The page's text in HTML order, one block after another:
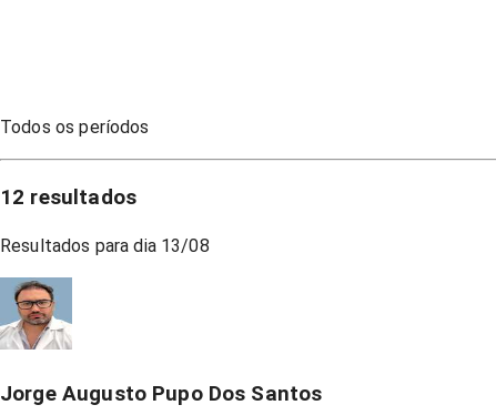
Todos os períodos
12 resultados
Resultados para dia 13/08
Jorge Augusto Pupo Dos Santos